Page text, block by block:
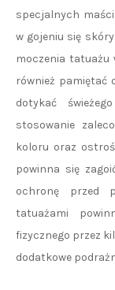
specjalnych
w gojeniu się
moczenia tatuażu
również pamiętać
dotykać
stosowanie
koloru oraz
powinna się
ochronę przed
tatuażami
fizycznego przez
dodatkowe